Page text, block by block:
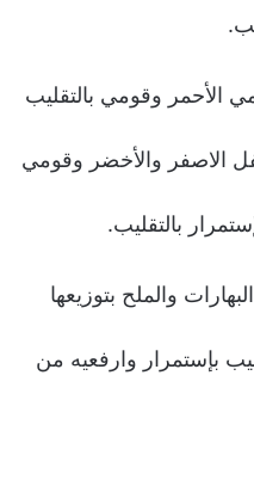
الأحمر وقومي بالتقليب
الاصفر والأخضر وقومي
بالتقليب.
والملح بتوزيعها
بإستمرار وارفعيه من